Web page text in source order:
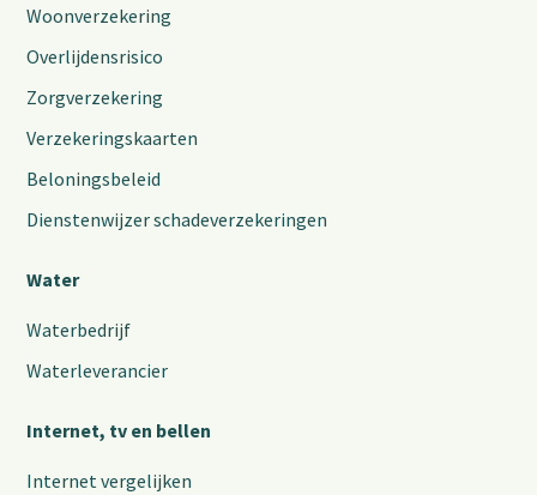
Woonverzekering
Overlijdensrisico
Zorgverzekering
Verzekeringskaarten
Beloningsbeleid
Dienstenwijzer schadeverzekeringen
Water
Waterbedrijf
Waterleverancier
Internet, tv en bellen
Internet vergelijken